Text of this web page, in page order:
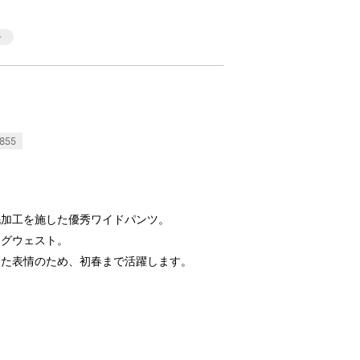
工を施した優秀ワイドパンツ。
ウェスト。
表情のため、初春まで活躍します。